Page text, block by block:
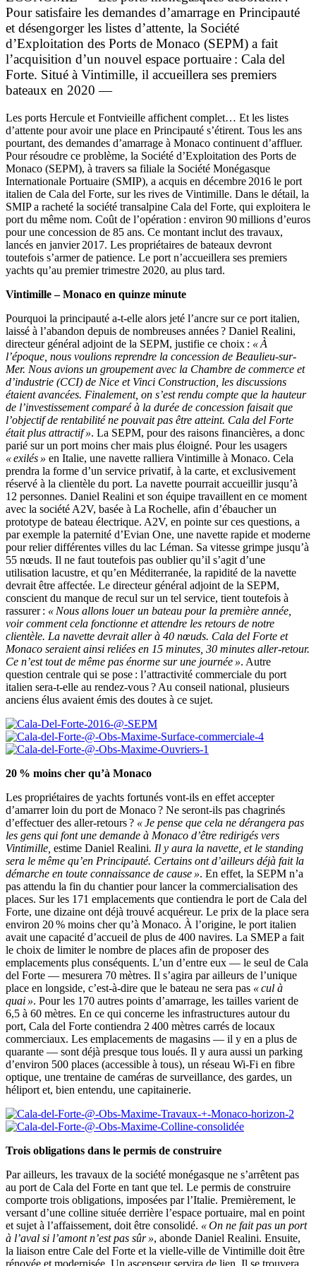
Pour satisfaire les demandes d’amarrage en Principauté
et désengorger les listes d’attente, la Société
d’Exploitation des Ports de Monaco (SEPM) a fait
l’acquisition d’un nouvel espace portuaire : Cala del
Forte. Situé à Vintimille, il accueillera ses premiers
bateaux en 2020 —
Les ports Hercule et Fontvieille affichent complet… Et les listes
d’attente pour avoir une place en Principauté s’étirent. Tous les ans
pourtant, des demandes d’amarrage à Monaco continuent d’affluer.
Pour résoudre ce problème, la Société d’Exploitation des Ports de
Monaco (SEPM), à travers sa filiale la Société Monégasque
Internationale Portuaire (SMIP), a acquis en décembre 2016 le port
italien de Cala del Forte, sur les rives de Vintimille. Dans le détail, la
SMIP a racheté la société transalpine Cala del Forte, qui exploitera le
port du même nom. Coût de l’opération : environ 90 millions d’euros
pour une concession de 85 ans. Ce montant inclut des travaux,
lancés en janvier 2017. Les propriétaires de bateaux devront
toutefois s’armer de patience. Le port n’accueillera ses premiers
yachts qu’au premier trimestre 2020, au plus tard.
Vintimille – Monaco en quinze minute
Pourquoi la principauté a-t-elle alors jeté l’ancre sur ce port italien,
laissé à l’abandon depuis de nombreuses années ? Daniel Realini,
directeur général adjoint de la SEPM, justifie ce choix : « À
l’époque, nous voulions reprendre la concession de Beaulieu-sur-
Mer. Nous avions un groupement avec la Chambre de commerce et
d’industrie (CCI) de Nice et Vinci Construction, les discussions
étaient avancées. Finalement, on s’est rendu compte que la hauteur
de l’investissement comparé à la durée de concession faisait que
l’objectif de rentabilité ne pouvait pas être atteint. Cala del Forte
était plus attractif ». La SEPM, pour des raisons financières, a donc
parié sur un port moins cher mais plus éloigné. Pour les usagers
« exilés » en Italie, une navette ralliera Vintimille à Monaco. Cela
prendra la forme d’un service privatif, à la carte, et exclusivement
réservé à la clientèle du port. La navette pourrait accueillir jusqu’à
12 personnes. Daniel Realini et son équipe travaillent en ce moment
avec la société A2V, basée à La Rochelle, afin d’ébaucher un
prototype de bateau électrique. A2V, en pointe sur ces questions, a
par exemple la paternité d’Evian One, une navette rapide et moderne
pour relier différentes villes du lac Léman. Sa vitesse grimpe jusqu’à
55 nœuds. Il ne faut toutefois pas oublier qu’il s’agit d’une
utilisation lacustre, et qu’en Méditerranée, la rapidité de la navette
devrait être affectée. Le directeur général adjoint de la SEPM,
conscient du manque de recul sur un tel service, tient toutefois à
rassurer : « Nous allons louer un bateau pour la première année,
voir comment cela fonctionne et attendre les retours de notre
clientèle. La navette devrait aller à 40 nœuds. Cala del Forte et
Monaco seraient ainsi reliées en 15 minutes, 30 minutes aller-retour.
Ce n’est tout de même pas énorme sur une journée ». Autre
question centrale qui se pose : l’attractivité commerciale du port
italien sera-t-elle au rendez-vous ? Au conseil national, plusieurs
anciens élus avaient émis des doutes à ce sujet.
20 % moins cher qu’à Monaco
Les propriétaires de yachts fortunés vont-ils en effet accepter
d’amarrer loin du port de Monaco ? Ne seront-ils pas chagrinés
d’effectuer des aller-retours ? « Je pense que cela ne dérangera pas
les gens qui font une demande à Monaco d’être redirigés vers
Vintimille, estime Daniel Realini. Il y aura la navette, et le standing
sera le même qu’en Principauté. Certains ont d’ailleurs déjà fait la
démarche en toute connaissance de cause ». En effet, la SEPM n’a
pas attendu la fin du chantier pour lancer la commercialisation des
places. Sur les 171 emplacements que contiendra le port de Cala del
Forte, une dizaine ont déjà trouvé acquéreur. Le prix de la place sera
environ 20 % moins cher qu’à Monaco. À l’origine, le port italien
avait une capacité d’accueil de plus de 400 navires. La SMEP a fait
le choix de limiter le nombre de places afin de proposer des
emplacements plus conséquents. L’un d’entre eux — le seul de Cala
del Forte — mesurera 70 mètres. Il s’agira par ailleurs de l’unique
place en longside, c’est-à-dire que le bateau ne sera pas « cul à
quai ». Pour les 170 autres points d’amarrage, les tailles varient de
6,5 à 60 mètres. En ce qui concerne les infrastructures autour du
port, Cala del Forte contiendra 2 400 mètres carrés de locaux
commerciaux. Les emplacements de magasins — il y en a plus de
quarante — sont déjà presque tous loués. Il y aura aussi un parking
d’environ 500 places (accessible à tous), un réseau Wi-Fi en fibre
optique, une trentaine de caméras de surveillance, des gardes, un
héliport et, bien entendu, une capitainerie.
Trois obligations dans le permis de construire
Par ailleurs, les travaux de la société monégasque ne s’arrêtent pas
au port de Cala del Forte en tant que tel. Le permis de construire
comporte trois obligations, imposées par l’Italie. Premièrement, le
versant d’une colline située derrière l’espace portuaire, mal en point
et sujet à l’affaissement, doit être consolidé. « On ne fait pas un port
à l’aval si l’amont n’est pas sûr », abonde Daniel Realini. Ensuite,
la liaison entre Cale del Forte et la vielle-ville de Vintimille doit être
rénovée et modernisée. Un ascenseur servira de lien. Il se trouvera